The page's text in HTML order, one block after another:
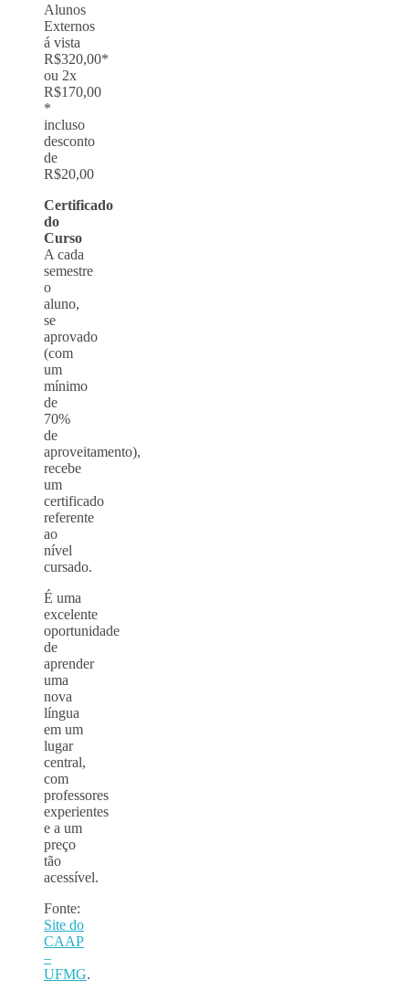
Alunos
Externos
á vista
R$320,00*
ou 2x
R$170,00
*
incluso
desconto
de
R$20,00
Certificado
do
Curso
A cada
semestre
o
aluno,
se
aprovado
(com
um
mínimo
de
70%
de
aproveitamento),
recebe
um
certificado
referente
ao
nível
cursado.
É uma
excelente
oportunidade
de
aprender
uma
nova
língua
em um
lugar
central,
com
professores
experientes
e a um
preço
tão
acessível.
Fonte:
Site do
CAAP
–
UFMG.